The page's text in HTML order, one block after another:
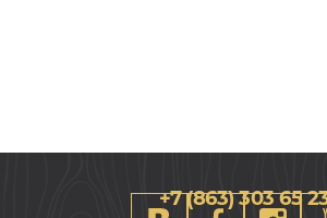
+7 (863) 303 65